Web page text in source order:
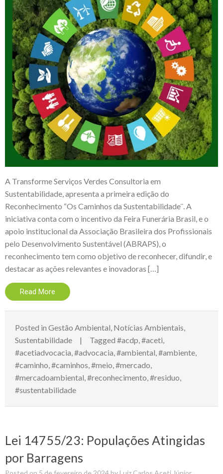
A Transforme Serviços Verdes Consultoria em
Sustentabilidade, apresenta a primeira edição do
Reconhecimento “Os Caminhos da Sustentabilidade¨. A
iniciativa conta com o incentivo da Feira Funerária Brasil, e o
apoio institucional da Associação Brasileira dos Profissionais
pelo Desenvolvimento Sustentável (ABRAPS), o
reconhecimento tem como objetivo de reconhecer, difundir, e
destacar as ações relevantes e inovadoras […]
Read More
Posted in Gestão Ambiental, Notícias Ambientais,
Sustentabilidade
Tagged #acdp,#aceti,
#acetiadvocacia,#advocacia,#ambiental,#ambiente,
#caminho,#caminhos,#meio,#mercado,
#mercadoambiental,#reconhecimento,#residuo,
#sustentabilidade
Lei 14755/23: Populações Atingidas
por Barragens